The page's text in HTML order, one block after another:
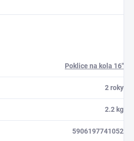
Poklice na kola 16"
2 roky
2.2 kg
5906197741052